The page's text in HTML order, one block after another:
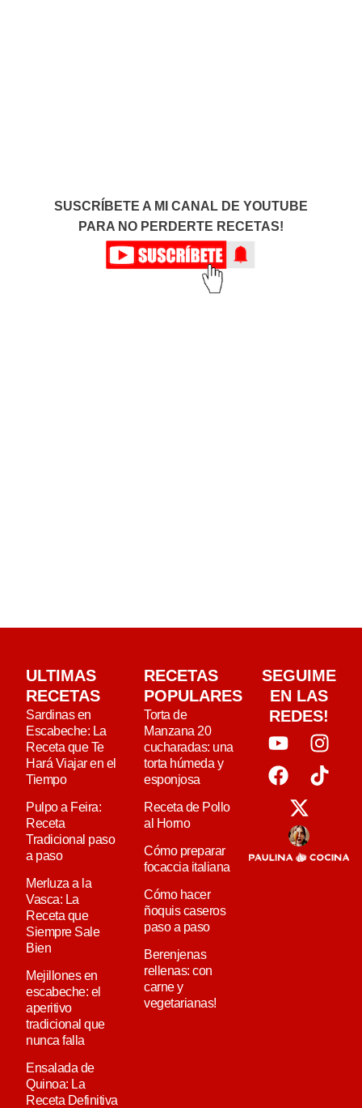
SUSCRÍBETE A MI CANAL DE YOUTUBE
PARA NO PERDERTE RECETAS!
ULTIMAS
RECETAS
Sardinas en
Escabeche: La
Receta que Te
Hará Viajar en el
Tiempo
Pulpo a Feira:
Receta
Tradicional paso
a paso
Merluza a la
Vasca: La
Receta que
Siempre Sale
Bien
Mejillones en
escabeche: el
aperitivo
tradicional que
nunca falla
Ensalada de
Quinoa: La
Receta Definitiva
RECETAS
POPULARES
Torta de
Manzana 20
cucharadas: una
torta húmeda y
esponjosa
Receta de Pollo
al Horno
Cómo preparar
focaccia italiana
Cómo hacer
ñoquis caseros
paso a paso
Berenjenas
rellenas: con
carne y
vegetarianas!
SEGUIME
EN LAS
REDES!